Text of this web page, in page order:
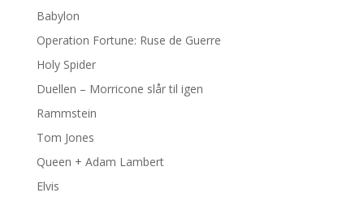
Babylon
Operation Fortune: Ruse de Guerre
Holy Spider
Duellen – Morricone slår til igen
Rammstein
Tom Jones
Queen + Adam Lambert
Elvis